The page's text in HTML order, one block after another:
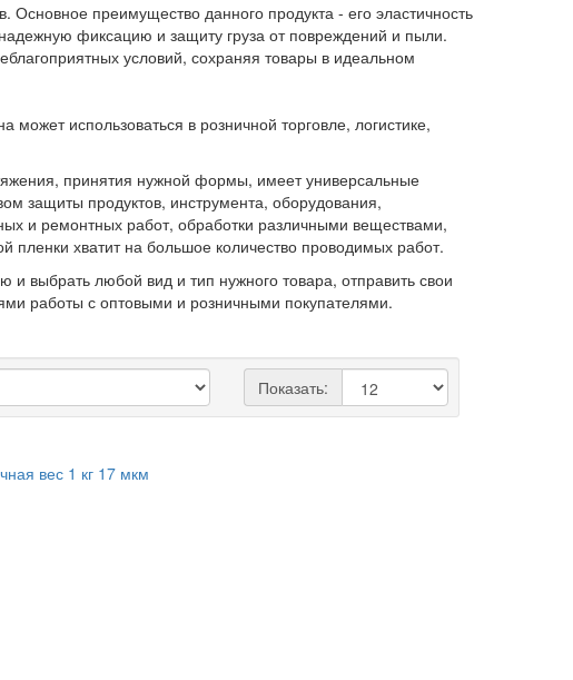
преимущество данного продукта - его эластичность
фиксацию и защиту груза от повреждений и пыли.
условий, сохраняя товары в идеальном
использоваться в розничной торговле, логистике,
принятия нужной формы, имеет универсальные
защиты продуктов, инструмента, оборудования,
и ремонтных работ, обработки различными веществами,
пленки хватит на большое количество проводимых работ.
любой вид и тип нужного товара, отправить свои
работы с оптовыми и розничными покупателями.
Показать: